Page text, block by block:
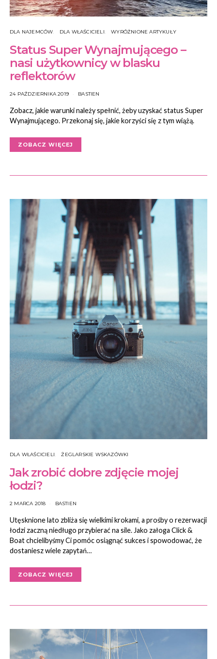
DLA NAJEMCÓW DLA WŁAŚCICIELI WYRÓŻNIONE ARTYKUŁY
Status Super Wynajmującego –
nasi użytkownicy w blasku
reflektorów
24 PAŹDZIERNIKA 2019 BASTIEN
Zobacz, jakie warunki należy spełnić, żeby uzyskać status Super
Wynajmującego. Przekonaj się, jakie korzyści się z tym wiążą.
ZOBACZ WIĘCEJ
DLA WŁAŚCICIELI ŻEGLARSKIE WSKAZÓWKI
Jak zrobić dobre zdjęcie mojej
łodzi?
2 MARCA 2018 BASTIEN
Utęsknione lato zbliża się wielkimi krokami, a prośby o rezerwacji
łodzi zaczną niedługo przybierać na sile. Jako załoga Click &
Boat chcielibyśmy Ci pomóc osiągnąć sukces i spowodować, że
dostaniesz wiele zapytań…
ZOBACZ WIĘCEJ